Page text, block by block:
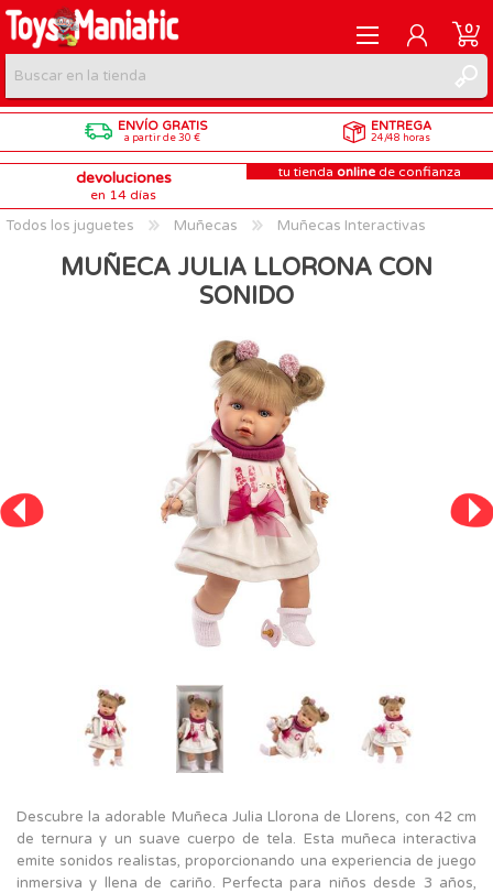
REGISTRARME
INICIAR SESIÓN
0
ENVÍO GRATIS
a partir de 30 €
ENTREGA
24/48 horas
devoluciones
en 14 días
tu tienda online de confianza
Todos los juguetes Muñecas Muñecas Interactivas
MUÑECA JULIA LLORONA CON
SONIDO
Descubre la adorable Muñeca Julia Llorona de Llorens, con 42 cm
de ternura y un suave cuerpo de tela. Esta muñeca interactiva
emite sonidos realistas, proporcionando una experiencia de juego
inmersiva y llena de cariño. Perfecta para niños desde 3 años,